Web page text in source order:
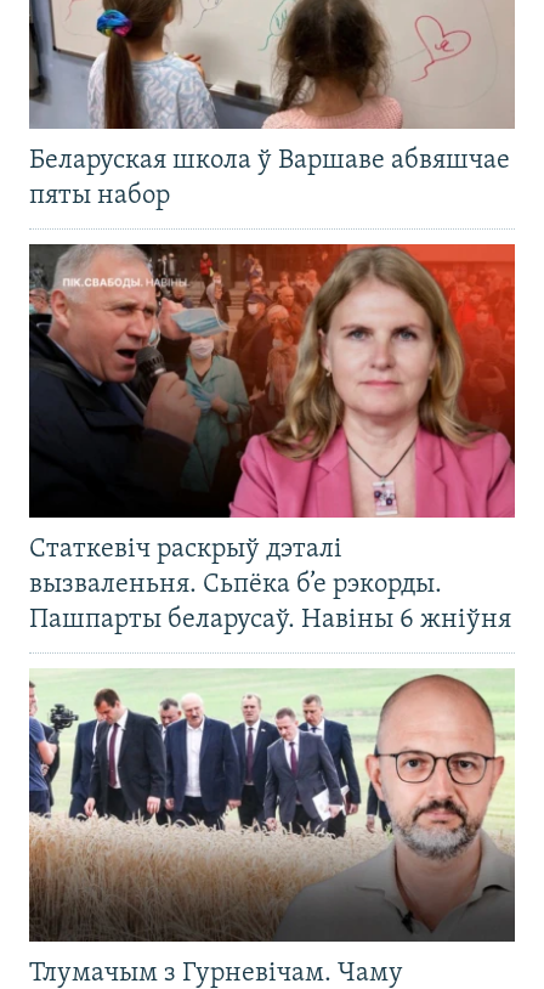
Беларуская школа ў Варшаве абвяшчае
пяты набор
Статкевіч раскрыў дэталі
вызваленьня. Сьпёка б’е рэкорды.
Пашпарты беларусаў. Навіны 6 жніўня
Тлумачым з Гурневічам. Чаму